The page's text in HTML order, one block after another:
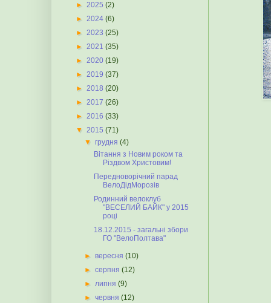
► 2025 (2)
► 2024 (6)
► 2023 (25)
► 2021 (35)
► 2020 (19)
► 2019 (37)
► 2018 (20)
► 2017 (26)
► 2016 (33)
▼ 2015 (71)
▼грудня(4)
Вітання з Новим роком та
Різдвом Христовим!
Передноворічний парад
ВелоДідМорозів
Родинний велоклуб
"ВЕСЕЛИЙ БАЙК" у 2015
році
18.12.2015 - загальні збори
ГО "ВелоПолтава"
►вересня(10)
►серпня(12)
►липня(9)
►червня(12)